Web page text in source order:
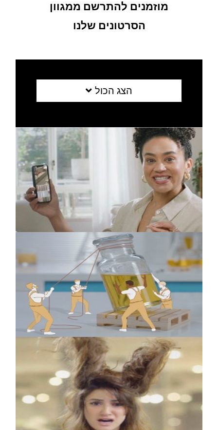
מוזמנים להתרשם ממגוון
הסרטונים שלנו
הצג הכול